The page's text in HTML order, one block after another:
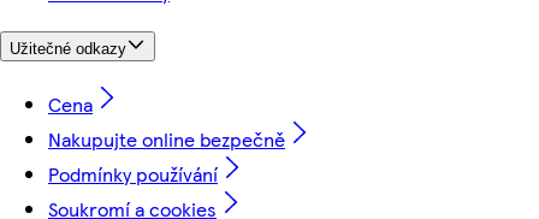
Užitečné odkazy
Cena
Nakupujte online bezpečně
Podmínky používání
Soukromí a cookies